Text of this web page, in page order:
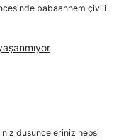
babaannem çivili
dusunceleriniz hepsi